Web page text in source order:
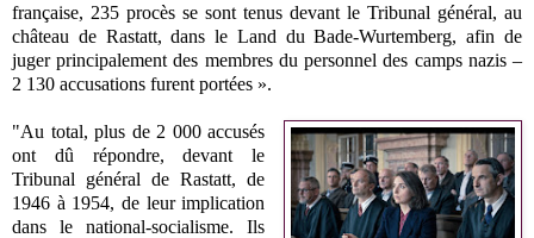
française, 235 procès se sont tenus devant le Tribunal général, au
château de Rastatt, dans le Land du Bade-Wurtemberg, afin de
juger principalement des membres du personnel des camps nazis –
2 130 accusations furent portées ».
"Au total, plus de 2 000 accusés
ont dû répondre, devant le
Tribunal général de Rastatt, de
1946 à 1954, de leur implication
dans le national-socialisme. Ils